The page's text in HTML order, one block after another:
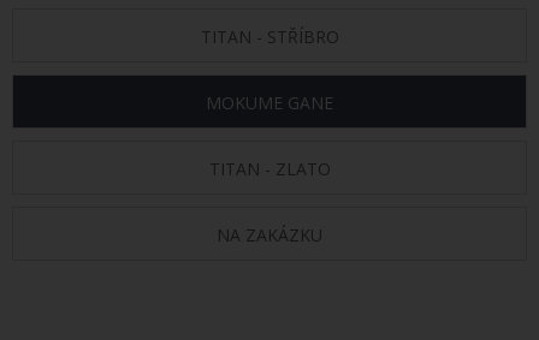
TITAN - STŘÍBRO
MOKUME GANE
TITAN - ZLATO
NA ZAKÁZKU